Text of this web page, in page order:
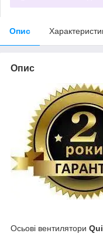
Опис
Опис
Осьові вентилятори